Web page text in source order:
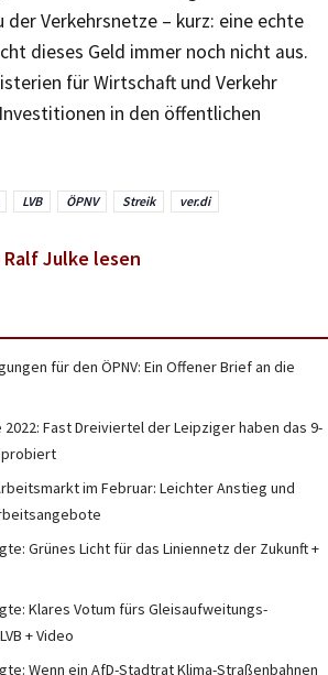
der Verkehrsnetze – kurz: eine echte
dieses Geld immer noch nicht aus.
für Wirtschaft und Verkehr
in den öffentlichen
LVB ÖPNV Streik ver.di
Julke lesen
für den ÖPNV: Ein Offener Brief an die
Fast Dreiviertel der Leipziger haben das 9-
im Februar: Leichter Anstieg und
Grünes Licht für das Liniennetz der Zukunft +
Klares Votum fürs Gleisaufweitungs-
+ Video
Wenn ein AfD-Stadtrat Klima-Straßenbahnen